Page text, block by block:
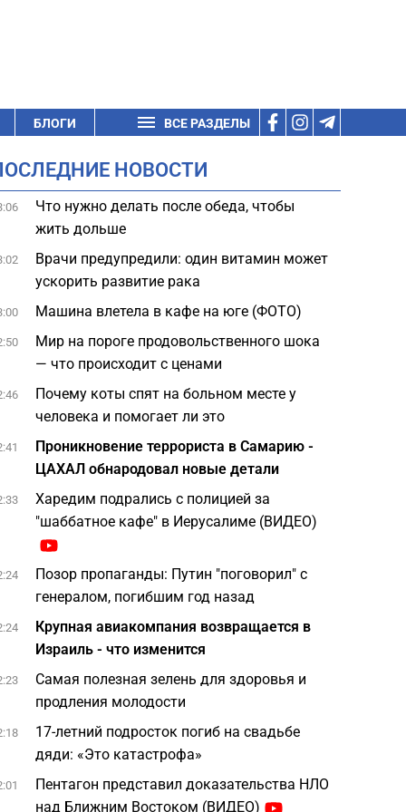
БЛОГИ ВСЕ РАЗДЕЛЫ
НОВОСТИ
Что нужно делать после обеда, чтобы
жить дольше
Врачи предупредили: один витамин может
ускорить развитие рака
Машина влетела в кафе на юге (ФОТО)
Мир на пороге продовольственного шока
— что происходит с ценами
Почему коты спят на больном месте у
человека и помогает ли это
Проникновение террориста в Самарию -
ЦАХАЛ обнародовал новые детали
Харедим подрались с полицией за
"шаббатное кафе" в Иерусалиме (ВИДЕО)
Позор пропаганды: Путин "поговорил" с
генералом, погибшим год назад
Крупная авиакомпания возвращается в
Израиль - что изменится
Самая полезная зелень для здоровья и
продления молодости
17-летний подросток погиб на свадьбе
дяди: «Это катастрофа»
Пентагон представил доказательства НЛО
над Ближним Востоком (ВИДЕО)